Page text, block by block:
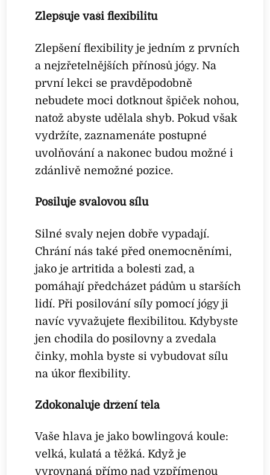
Zlepšuje vaši flexibilitu
Zlepšení flexibility je jedním z prvních
a nejzřetelnějších přínosů jógy. Na
první lekci se pravděpodobně
nebudete moci dotknout špiček nohou,
natož abyste udělala shyb. Pokud však
vydržíte, zaznamenáte postupné
uvolňování a nakonec budou možné i
zdánlivě nemožné pozice.
Posiluje svalovou sílu
Silné svaly nejen dobře vypadají.
Chrání nás také před onemocněními,
jako je artritida a bolesti zad, a
pomáhají předcházet pádům u starších
lidí. Při posilování síly pomocí jógy ji
navíc vyvažujete flexibilitou. Kdybyste
jen chodila do posilovny a zvedala
činky, mohla byste si vybudovat sílu
na úkor flexibility.
Zdokonaluje držení těla
Vaše hlava je jako bowlingová koule:
velká, kulatá a těžká. Když je
vyrovnaná přímo nad vzpřímenou